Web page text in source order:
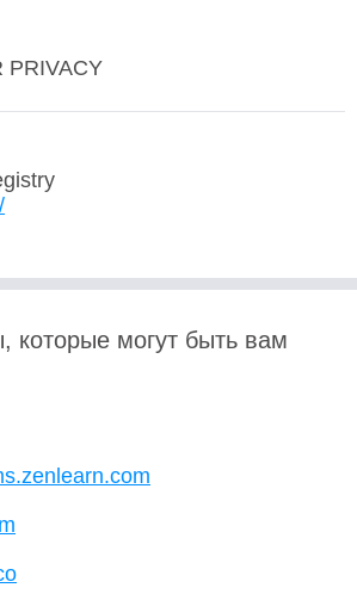
PRIVACY
которые могут быть вам